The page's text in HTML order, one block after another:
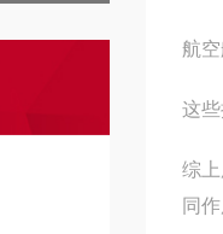
航
这
综
同